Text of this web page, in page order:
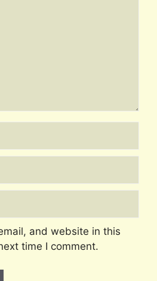
and website in this
time I comment.